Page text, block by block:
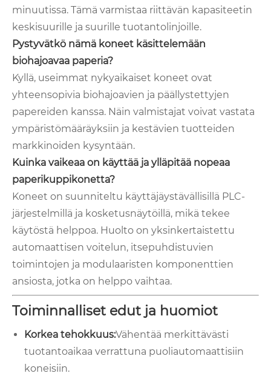
minuutissa. Tämä varmistaa riittävän kapasiteetin
keskisuurille ja suurille tuotantolinjoille.
Pystyvätkö nämä koneet käsittelemään
biohajoavaa paperia?
Kyllä, useimmat nykyaikaiset koneet ovat
yhteensopivia biohajoavien ja päällystettyjen
papereiden kanssa. Näin valmistajat voivat vastata
ympäristömääräyksiin ja kestävien tuotteiden
markkinoiden kysyntään.
Kuinka vaikeaa on käyttää ja ylläpitää nopeaa
paperikuppikonetta?
Koneet on suunniteltu käyttäjäystävällisillä PLC-
järjestelmillä ja kosketusnäytöillä, mikä tekee
käytöstä helppoa. Huolto on yksinkertaistettu
automaattisen voitelun, itsepuhdistuvien
toimintojen ja modulaaristen komponenttien
ansiosta, jotka on helppo vaihtaa.
Toiminnalliset edut ja huomiot
Korkea tehokkuus:Vähentää merkittävästi
tuotantoaikaa verrattuna puoliautomaattisiin
koneisiin.